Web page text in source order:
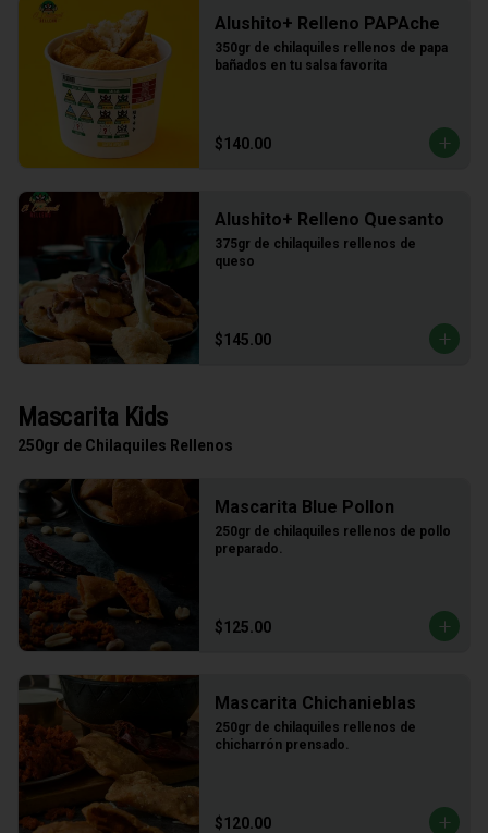
Alushito+ Relleno PAPAche
350gr de chilaquiles rellenos de papa
bañados en tu salsa favorita
$140.00
Alushito+ Relleno Quesanto
375gr de chilaquiles rellenos de
queso
$145.00
Mascarita Kids
250gr de Chilaquiles Rellenos
Mascarita Blue Pollon
250gr de chilaquiles rellenos de pollo
preparado.
$125.00
Mascarita Chichanieblas
250gr de chilaquiles rellenos de
chicharrón prensado.
$120.00